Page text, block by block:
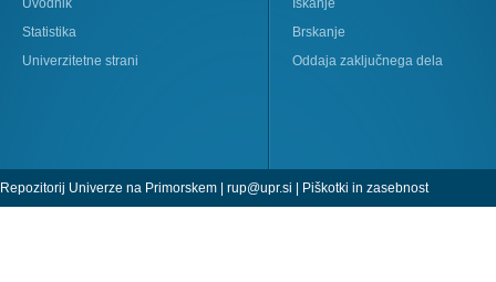
Uvodnik
Statistika
Univerzitetne strani
Iskanje
Brskanje
Oddaja zaključnega dela
Repozitorij Univerze na Primorskem | rup@upr.si Piškotki in zasebnost